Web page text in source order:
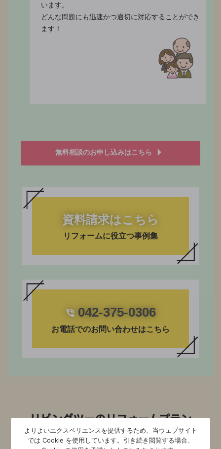
います。
どんな問題にも迅速かつ適切に対応することができ
ます！
無料相談のお申し込みはこちら
資料請求はこちら
リフォームに役立つ事例集
042-375-0306
お電話でのお問い合わせはこちら
リビングツーのリフォームプラン
【キッチンリフォーム編】
よりよいエクスペリエンスを提供するため、当ウェブサイト
では Cookie を使用しています。引き続き閲覧する場合、